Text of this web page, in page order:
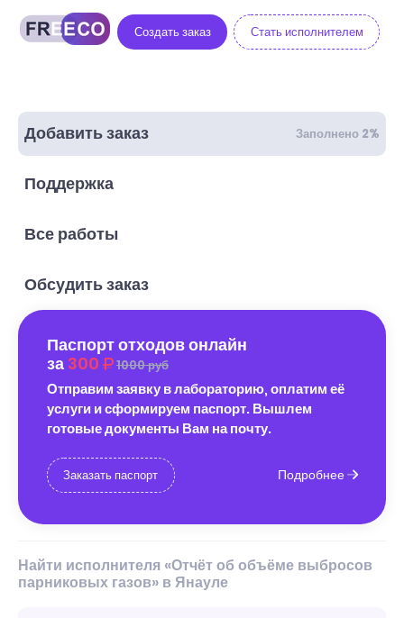
Создать заказ Стать исполнителем
Добавить заказ Заполнено 2%
Поддержка
Все работы
Обсудить заказ
Паспорт отходов онлайн
за 300 1000 руб
Отправим заявку в лабораторию, оплатим её
услуги и сформируем паспорт. Вышлем
готовые документы Вам на почту.
Заказать паспорт Подробнее
Найти исполнителя «Отчёт об объёме выбросов
парниковых газов» в Янауле